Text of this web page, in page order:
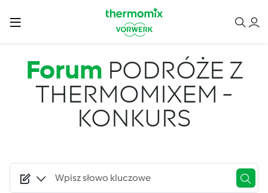
Forum PODRÓŻE Z
THERMOMIXEM -
KONKURS